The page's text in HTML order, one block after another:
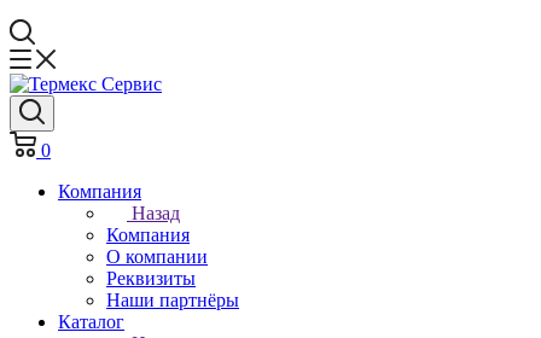
0
Компания
Назад
Компания
О компании
Реквизиты
Наши партнёры
Каталог